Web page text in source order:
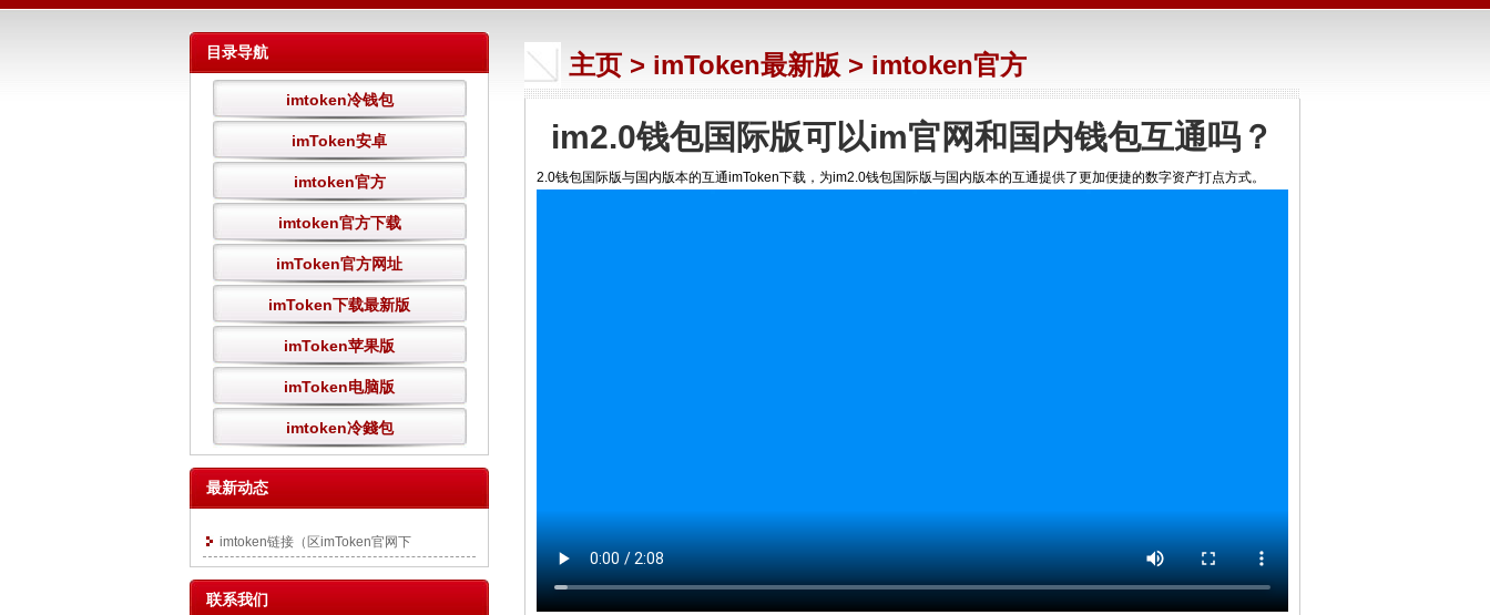
目录导航
imtoken冷钱包
imToken安卓
imtoken官方
imtoken官方下载
imToken官方网址
imToken下载最新版
imToken苹果版
imToken电脑版
imtoken冷錢包
最新动态
imtoken链接（区imToken官网下
联系我们
主页 > imToken最新版 > imtoken官方
im2.0钱包国际版可以im官网和国内钱包互通吗？
2.0钱包国际版与国内版本的互通imToken下载，为im2.0钱包国际版与国内版本的互通提供了更加便捷的数字资产打点方式。